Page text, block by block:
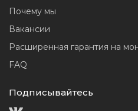
Почему мы
Вакансии
Расширенная гарантия на
FAQ
Подписывайтесь